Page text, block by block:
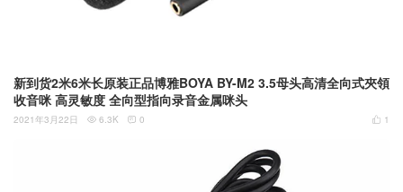
新到货2米6米长原装正品博雅BOYA BY-M2 3.5母头高清全向式夾領
收音咪 高灵敏度 全向型指向录音金属咪头
 1
2021年3月22日  6.3K  0